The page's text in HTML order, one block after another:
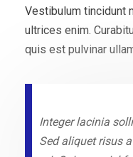
Vestibulum tincidunt
ultrices enim.
quis est pulvinar
Integer lacinia
Sed aliquet risus